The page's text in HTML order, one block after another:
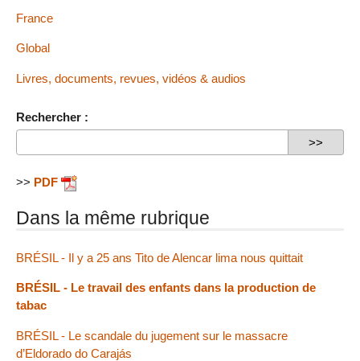
France
Global
Livres, documents, revues, vidéos & audios
Rechercher :
>> PDF
Dans la même rubrique
BRÉSIL - Il y a 25 ans Tito de Alencar lima nous quittait
BRÉSIL - Le travail des enfants dans la production de
tabac
BRÉSIL - Le scandale du jugement sur le massacre
d’Eldorado do Carajás